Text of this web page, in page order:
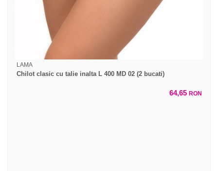
LAMA
Chilot clasic cu talie inalta L 400 MD 02 (2 bucati)
64,65 RON